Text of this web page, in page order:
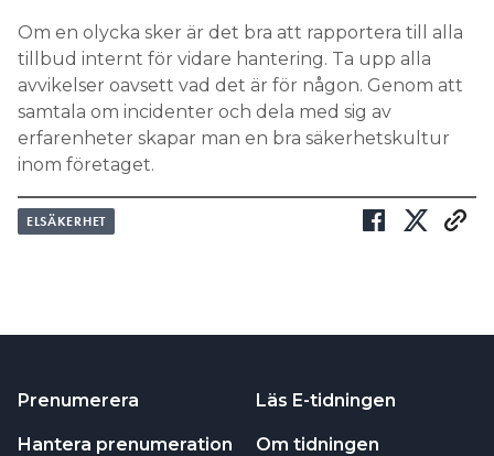
Om en olycka sker är det bra att rapportera till alla
tillbud internt för vidare hantering. Ta upp alla
avvikelser oavsett vad det är för någon. Genom att
samtala om incidenter och dela med sig av
erfarenheter skapar man en bra säkerhetskultur
inom företaget.
ELSÄKERHET
Prenumerera
Hantera prenumeration
Läs E-tidningen
Om tidningen